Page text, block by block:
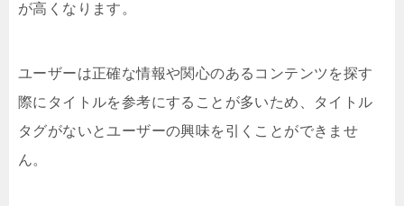
が高くなります。
ユーザーは正確な情報や関心のあるコンテンツを探す
際にタイトルを参考にすることが多いため、タイトル
タグがないとユーザーの興味を引くことができませ
ん。